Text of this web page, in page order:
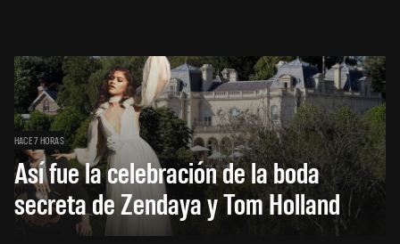
HACE 7 HORAS
Así fue la celebración de la boda
secreta de Zendaya y Tom Holland